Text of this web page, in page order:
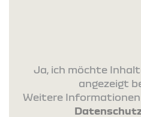
Ja, ich möchte
angezeigt
Weitere